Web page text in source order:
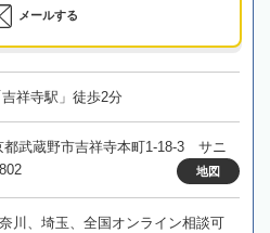
メールする
祥寺駅」徒歩2分
都武蔵野市吉祥寺本町1-18-3 サニ
地図
川、埼玉、全国オンライン相談可